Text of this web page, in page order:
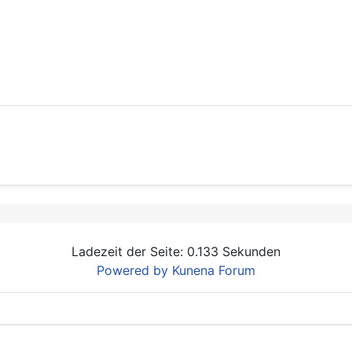
Ladezeit der Seite: 0.133 Sekunden
Powered by Kunena Forum